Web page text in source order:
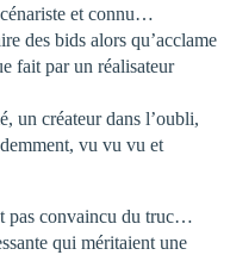
et connu…
des bids alors qu’acclame
fait par un réalisateur
un créateur dans l’oubli,
vu vu vu et
pas convaincu du truc…
qui méritaient une